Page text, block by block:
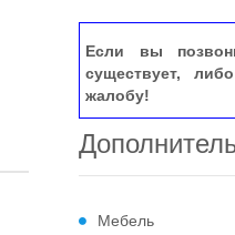
Если вы
существует,
жалобу!
Мебель